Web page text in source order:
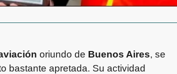
oriundo de Buenos Aires, se
bastante apretada. Su actividad